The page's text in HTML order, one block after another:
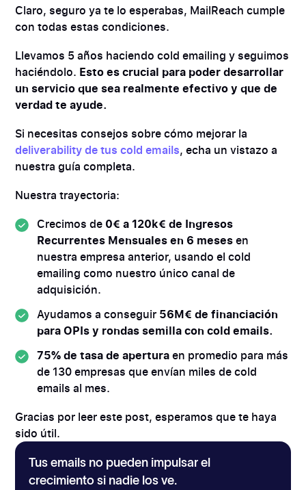
Claro, seguro ya te lo esperabas, MailReach cumple
con todas estas condiciones.
Llevamos 5 años haciendo cold emailing y seguimos
haciéndolo. Esto es crucial para poder desarrollar
un servicio que sea realmente efectivo y que de
verdad te ayude.
Si necesitas consejos sobre cómo mejorar la
deliverability de tus cold emails, echa un vistazo a
nuestra guía completa.
Nuestra trayectoria:
Crecimos de 0€ a 120k€ de Ingresos
Recurrentes Mensuales en 6 mesesen
nuestra empresa anterior, usando el cold
emailing como nuestro único canal de
adquisición.
Ayudamos a conseguir 56M€ de financiación
para OPIs y rondas semilla con cold emails.
75% de tasa de aperturaen promedio para más
de 130 empresas que envían miles de cold
emails al mes.
Gracias por leer este post, esperamos que te haya
sido útil.
Tus emails no pueden impulsar el
crecimiento si nadie los ve.